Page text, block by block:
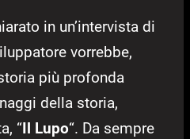
in un’intervista di
vorrebbe,
più profonda
della storia,
“Il Lupo“. Da sempre